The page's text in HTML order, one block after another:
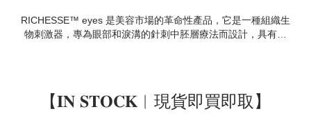
RICHESSE™ eyes 是美容市場的革命性產品，它是一種組織生
物刺激器，專為眼部和淚溝的針刺中胚層療法而設計，具有填
【𝐈𝐍 𝐒𝐓𝐎𝐂𝐊︱現貨即買即取】